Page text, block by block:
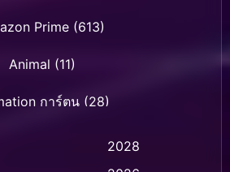
Prime(613)
Animal (11)
การ์ตูน (28)
การ์ตูน (236)2028